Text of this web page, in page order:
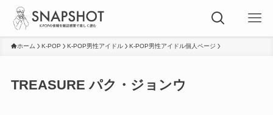
ホーム K-POP K-POP男性アイドル K-POP男性アイドル個人ページ
TREASURE パク・ジョンウ